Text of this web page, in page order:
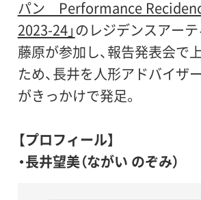
パン Performance
2023-24」 のレジデンスアー
藤原が参加し、報告発表会で
ため、長井を人形アドバイザ
がきっかけで発足。
【プロフィール】
・長井望美（ながい のぞみ）